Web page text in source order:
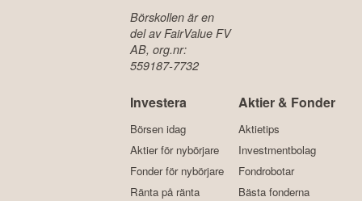
Börskollen är en
del av FairValue FV
AB, org.nr:
559187-7732
Investera
Börsen idag
Aktier för nybörjare
Fonder för nybörjare
Ränta på ränta
Aktier & Fonder
Aktietips
Investmentbolag
Fondrobotar
Bästa fonderna